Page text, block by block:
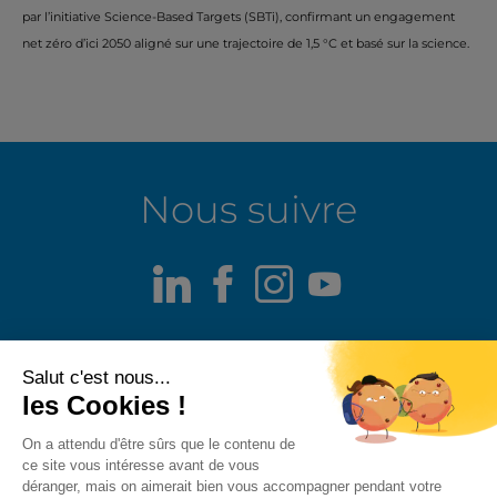
par l’initiative Science-Based Targets (SBTi), confirmant un engagement
net zéro d’ici 2050 aligné sur une trajectoire de 1,5 °C et basé sur la science.
Nous suivre
LinkedIn
Facebook
Instagram